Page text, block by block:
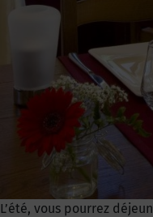
L’été, vous pourrez